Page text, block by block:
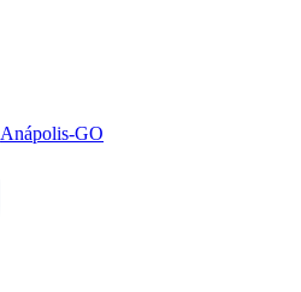
Anápolis-GO